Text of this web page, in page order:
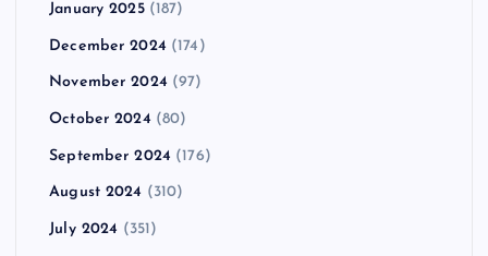
January 2025(187)
December 2024 (174)
November 2024 (97)
October 2024 (80)
September 2024 (176)
August 2024 (310)
July 2024 (351)